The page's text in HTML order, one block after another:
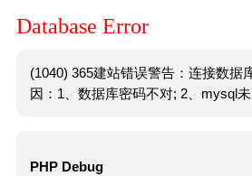
Database Error
(1040) 365建站错误警告：连接数据
因：1、数据库密码不对; 2、mysql未
PHP Debug